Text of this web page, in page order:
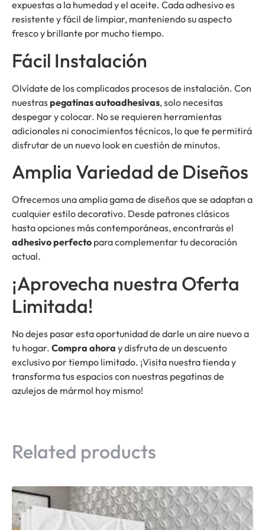
expuestas a la humedad y el aceite. Cada adhesivo es
resistente y fácil de limpiar, manteniendo su aspecto
fresco y brillante por mucho tiempo.
Fácil Instalación
Olvídate de los complicados procesos de instalación. Con
nuestraspegatinas autoadhesivas, solo necesitas
despegar y colocar. No se requieren herramientas
adicionales ni conocimientos técnicos, lo que te permitirá
disfrutar de un nuevo look en cuestión de minutos.
Amplia Variedad de Diseños
Ofrecemos una amplia gama de diseños que se adaptan a
cualquier estilo decorativo. Desde patrones clásicos
hasta opciones más contemporáneas, encontrarás el
adhesivo perfecto para complementar tu decoración
actual.
¡Aprovecha nuestra Oferta
Limitada!
No dejes pasar esta oportunidad de darle un aire nuevo a
tu hogar. Compra ahora y disfruta de un descuento
exclusivo por tiempo limitado. ¡Visita nuestra tienda y
transforma tus espacios con nuestras pegatinas de
azulejos de mármol hoy mismo!
Related products